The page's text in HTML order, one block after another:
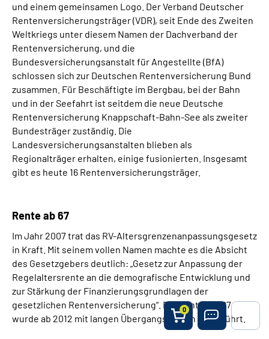
und einem gemeinsamen Logo. Der Verband Deutscher
Rentenversicherungsträger (VDR), seit Ende des Zweiten
Weltkriegs unter diesem Namen der Dachverband der
Rentenversicherung, und die
Bundesversicherungsanstalt für Angestellte (BfA)
schlossen sich zur Deutschen Rentenversicherung Bund
zusammen. Für Beschäftigte im Bergbau, bei der Bahn
und in der Seefahrt ist seitdem die neue Deutsche
Rentenversicherung Knappschaft-Bahn-See als zweiter
Bundesträger zuständig. Die
Landesversicherungsanstalten blieben als
Regionalträger erhalten, einige fusionierten. Insgesamt
gibt es heute 16 Rentenversicherungsträger.
Rente ab 67
Im Jahr 2007 trat das RV-Altersgrenzenanpassungsgesetz
in Kraft. Mit seinem vollen Namen machte es die Absicht
des Gesetzgebers deutlich: „Gesetz zur Anpassung der
Regelaltersrente an die demografische Entwicklung und
zur Stärkung der Finanzierungsgrundlagen der
gesetzlichen Rentenversicherung“. Die Rente mit 67
wurde ab 2012 mit langen Übergangsfristen eingeführt.
0